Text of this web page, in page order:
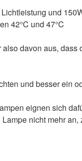
und
42°C und 47°C
davon aus,
und besser ein
eignen sich
nicht mehr